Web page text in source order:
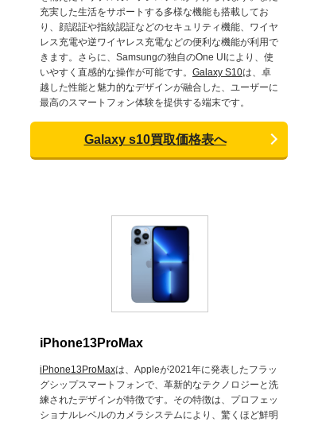
充実した生活をサポートする多様な機能も搭載してお
り、顔認証や指紋認証などのセキュリティ機能、ワイヤ
レス充電や逆ワイヤレス充電などの便利な機能が利用で
きます。さらに、Samsungの独自のOne UIにより、使
いやすく直感的な操作が可能です。 Galaxy S10は、卓
越した性能と魅力的なデザインが融合した、ユーザーに
最高のスマートフォン体験を提供する端末です。
Galaxy s10買取価格表へ
iPhone13ProMax
iPhone13ProMaxは、Appleが2021年に発表したフラッ
グシップスマートフォンで、革新的なテクノロジーと洗
練されたデザインが特徴です。その特徴は、プロフェッ
ショナルレベルのカメラシステムにより、驚くほど鮮明